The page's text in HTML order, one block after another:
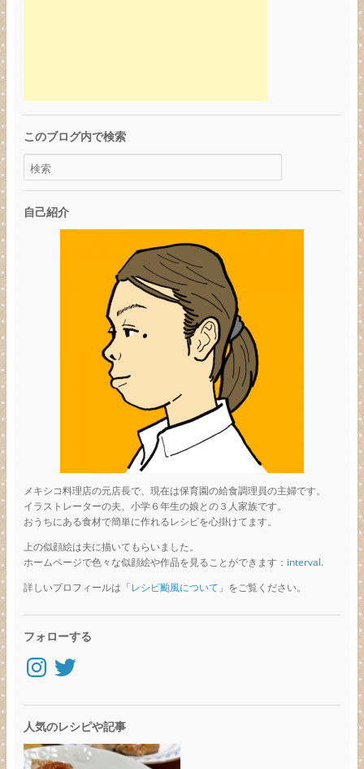
このブログ内で検索
自己紹介
メキシコ料理店の元店長で、現在は保育園の給食調理員の主婦です。
イラストレーターの夫、小学６年生の娘との３人家族です。
おうちにある食材で簡単に作れるレシピを心掛けてます。
上の似顔絵は夫に描いてもらいました。
ホームページで色々な似顔絵や作品を見ることができます： interval.
詳しいプロフィールは「レシピ颱風について」をご覧ください。
フォローする
Instagram
Twitter
人気のレシピや記事